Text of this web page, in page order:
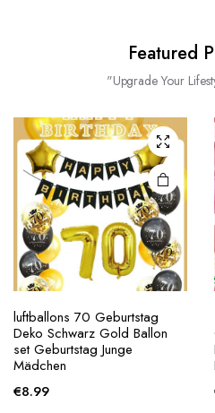
Featured
"Upgrade Your
luftballons 70 Geburtstag
Deko Schwarz Gold Ballon
set Geburtstag Junge
Mädchen
€8.99